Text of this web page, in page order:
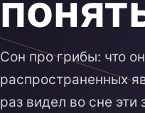
Сон про грибы: что
распространенных
раз видел во сне